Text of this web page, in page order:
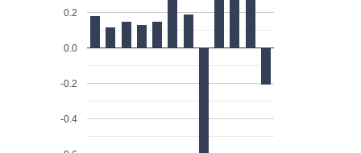
-0.4
-0.2
0.0
0.2